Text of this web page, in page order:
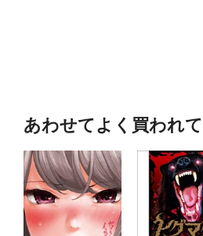
あわせてよく買われ